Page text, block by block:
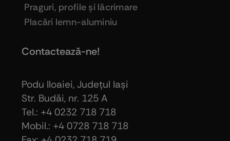
Praguri, profile şi lăcrimare
Placări lemn-aluminiu
Contactează-ne!
Podu Iloaiei, Judeţul Iaşi
Str. Budăi, nr. 125 A
Tel.: +4 0232 718 718
Mobil.: +4 0728 718 718